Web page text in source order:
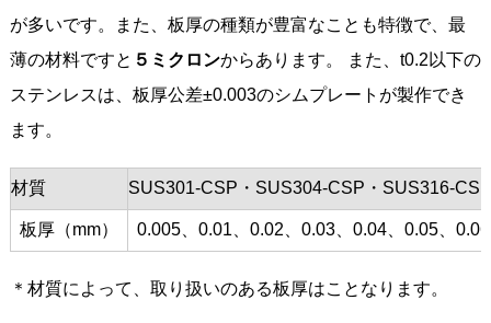
が多いです。また、板厚の種類が豊富なことも特徴で、最
薄の材料ですと ５ミクロンからあります。 また、t0.2以下の
ステンレスは、板厚公差±0.003のシムプレートが製作でき
ます。
材質 SUS301-CSP・SUS304-CSP・SUS316-
板厚（mm） 0.005、0.01、0.02、0.03、0.04、0.05、
＊材質によって、取り扱いのある板厚はことなります。